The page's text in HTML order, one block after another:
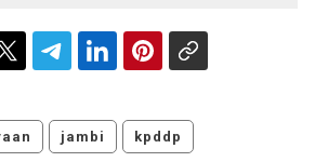
jambi kpddp